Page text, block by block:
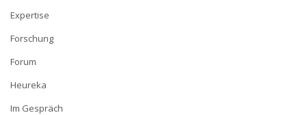
Expertise
Forschung
Forum
Heureka
Im Gespräch